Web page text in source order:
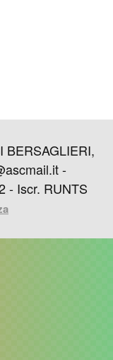
BERSAGLIERI,
-
- Iscr. RUNTS